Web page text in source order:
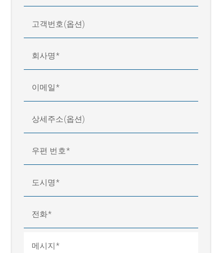
고객번호(옵션)
회사명
이메일
상세주소(옵션)
우편 번호
도시명
전화
메시지